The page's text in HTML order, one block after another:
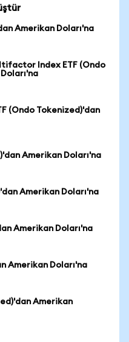
Amerikan Doları'na
Index ETF (Ondo
(Ondo Tokenized)'dan
Amerikan Doları'na
Amerikan Doları'na
Amerikan Doları'na
Amerikan Doları'na
Amerikan